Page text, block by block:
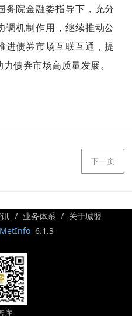
务院金融委指导下，充分
调机制作用，继续推动公
进债券市场互联互通，提
债券市场高质量发展。
下一页
业务体系
关于城盟
MetInfo6.1.3
库